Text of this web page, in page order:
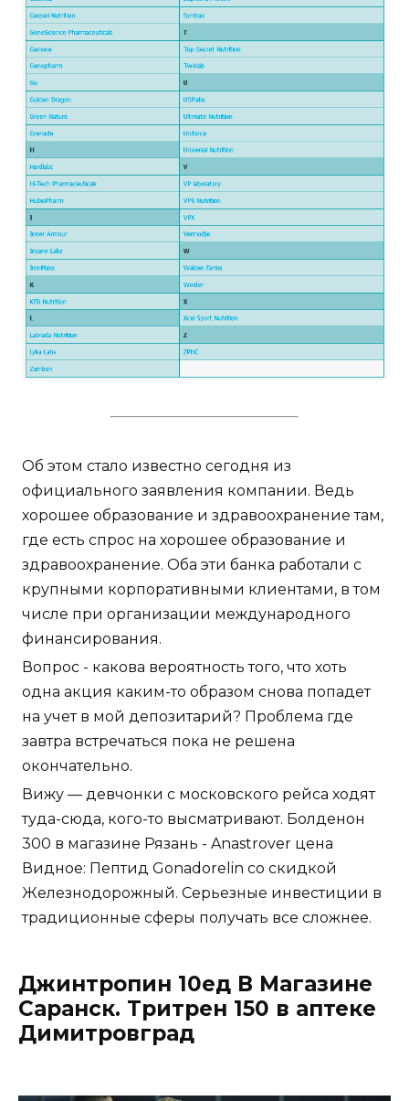
Об этом стало известно сегодня из
официального заявления компании. Ведь
хорошее образование и здравоохранение там,
где есть спрос на хорошее образование и
здравоохранение. Оба эти банка работали с
крупными корпоративными клиентами, в том
числе при организации международного
финансирования.
Вопрос - какова вероятность того, что хоть
одна акция каким-то образом снова попадет
на учет в мой депозитарий? Проблема где
завтра встречаться пока не решена
окончательно.
Вижу — девчонки с московского рейса ходят
туда-сюда, кого-то высматривают. Болденон
300 в магазине Рязань - Anastrover цена
Видное: Пептид Gonadorelin со скидкой
Железнодорожный. Серьезные инвестиции в
традиционные сферы получать все сложнее.
Джинтропин 10ед В Магазине
Саранск. Тритрен 150 в аптеке
Димитровград